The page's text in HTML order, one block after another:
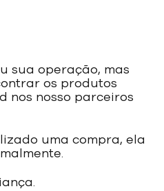
sua operação, mas
os produtos
nos nosso parceiros
uma compra, ela